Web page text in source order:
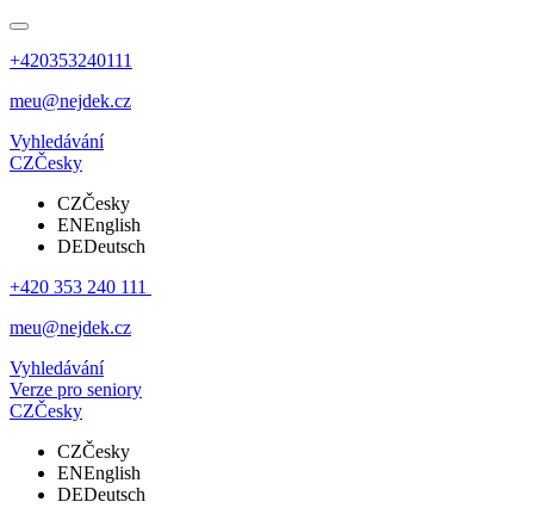
+420353240111
meu@nejdek.cz
Vyhledávání
CZČesky
CZČesky
ENEnglish
DEDeutsch
+420 353 240 111
meu@nejdek.cz
Vyhledávání
Verze pro seniory
CZČesky
CZČesky
ENEnglish
DEDeutsch